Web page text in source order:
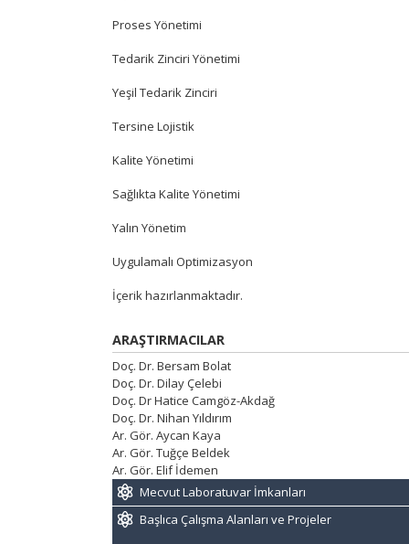
Proses Yönetimi
Tedarik Zinciri Yönetimi
Yeşil Tedarik Zinciri
Tersine Lojistik
Kalite Yönetimi
Sağlıkta Kalite Yönetimi
Yalın Yönetim
Uygulamalı Optimizasyon
İçerik hazırlanmaktadır.
ARAŞTIRMACILAR
Doç. Dr. Bersam Bolat
Doç. Dr. Dilay Çelebi
Doç. Dr Hatice Camgöz-Akdağ
Doç. Dr. Nihan Yıldırım
Ar. Gör. Aycan Kaya
Ar. Gör. Tuğçe Beldek
Ar. Gör. Elif İdemen
Mecvut Laboratuvar İmkanları
Başlıca Çalışma Alanları ve Projeler